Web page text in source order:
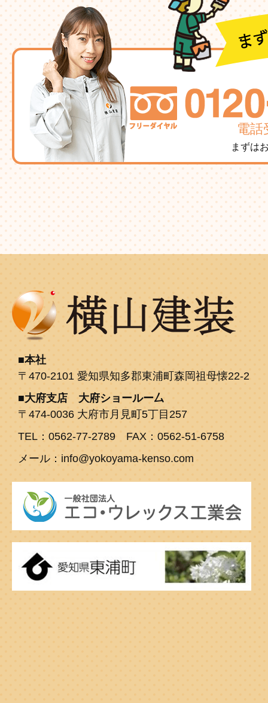
電話
まずは
本社
〒470-2101 愛知県知多郡東浦町森岡祖母懐22-2
大府支店 大府ショールー厶
〒474-0036 大府市月見町5丁目257
TEL：0562-77-2789 FAX：0562-51-6758
メール：info@yokoyama-kenso.com